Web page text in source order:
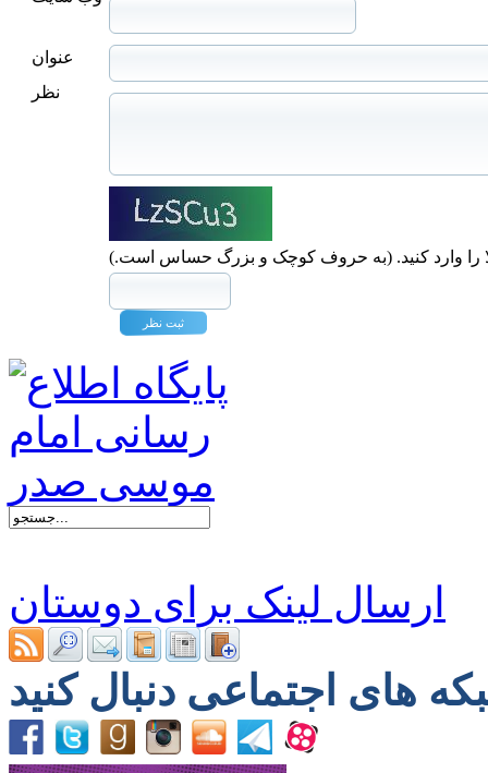
عنوان
نظر
را وارد کنید. (به حروف کوچک و بزرگ حساس است.)
ارسال لینک برای دوستان